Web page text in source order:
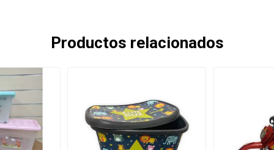
Productos relacionados